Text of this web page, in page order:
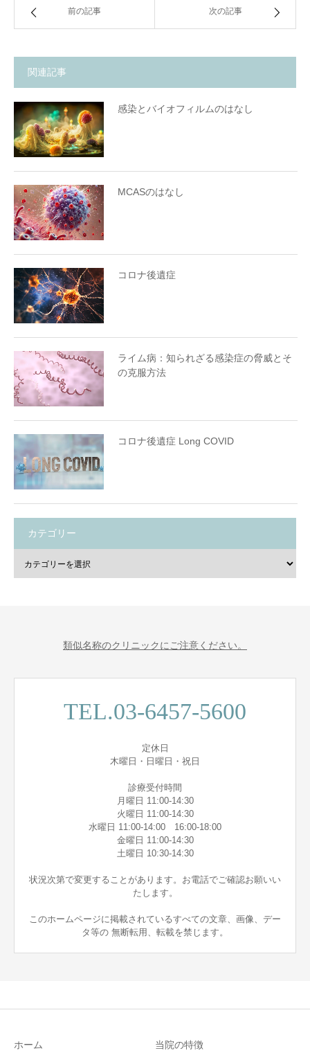
前の記事 次の記事
関連記事
感染とバイオフィルムのはなし
MCASのはなし
コロナ後遺症
ライム病：知られざる感染症の脅威とそ
の克服方法
コロナ後遺症 Long COVID
カテゴリー
類似名称のクリニックにご注意ください。
TEL.03-6457-5600
定休日
木曜日・日曜日・祝日
診療受付時間
月曜日 11:00-14:30
火曜日 11:00-14:30
水曜日 11:00-14:00 16:00-18:00
金曜日 11:00-14:30
土曜日 10:30-14:30
状況次第で変更することがあります。お電話でご確認お願いい
たします。
このホームページに掲載されているすべての文章、画像、デー
タ等の 無断転用、転載を禁じます。
ホーム 当院の特徴